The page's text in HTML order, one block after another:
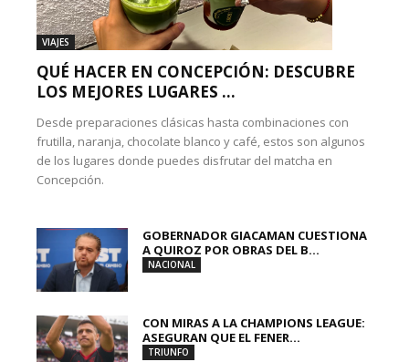
VIAJES
QUÉ HACER EN CONCEPCIÓN: DESCUBRE
LOS MEJORES LUGARES ...
Desde preparaciones clásicas hasta combinaciones con
frutilla, naranja, chocolate blanco y café, estos son algunos
de los lugares donde puedes disfrutar del matcha en
Concepción.
GOBERNADOR GIACAMAN CUESTIONA
A QUIROZ POR OBRAS DEL B...
NACIONAL
CON MIRAS A LA CHAMPIONS LEAGUE:
ASEGURAN QUE EL FENER...
TRIUNFO